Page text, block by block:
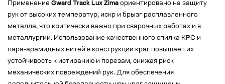
Применение Gward Track Lux Zima ориентировано на защиту
рук от высоких температур, искр и брызг расплавленного
металла, что критически важно при сварочных работах и в
металлургии. Использование качественного спилка КРС и
пара-арамидных нитей в конструкции краг повышает их
устойчивость к истиранию и порезам, снижая риск
механических повреждений рук. Для обеспечения